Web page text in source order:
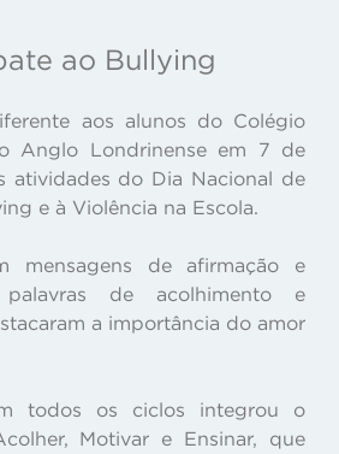
ao Bullying
aos alunos do Colégio
Anglo Londrinense em 7 de
atividades do Dia Nacional de
e à Violência na Escola.
mensagens de afirmação e
de acolhimento e
a importância do amor
todos os ciclos integrou o
Motivar e Ensinar, que